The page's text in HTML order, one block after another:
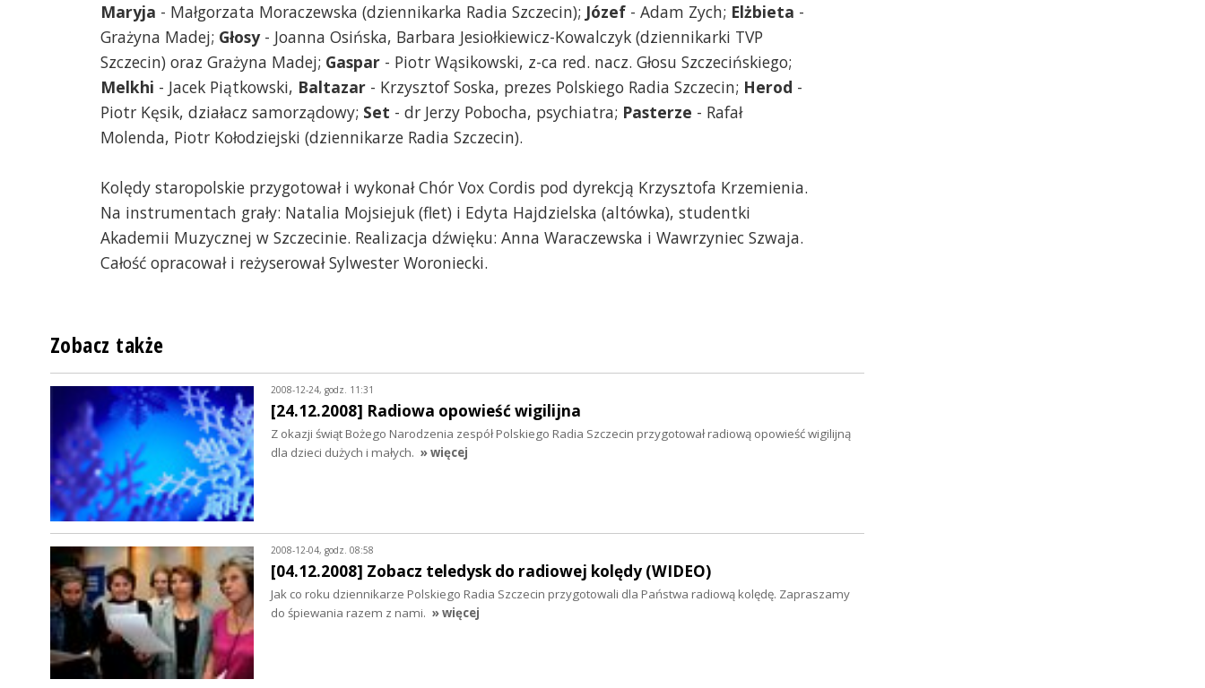
Maryja - Małgorzata Moraczewska (dziennikarka Radia Szczecin); Józef - Adam Zych; Elżbieta -
Grażyna Madej; Głosy- Joanna Osińska, Barbara Jesiołkiewicz-Kowalczyk (dziennikarki TVP
Szczecin) oraz Grażyna Madej; Gaspar - Piotr Wąsikowski, z-ca red. nacz. Głosu Szczecińskiego;
Melkhi - Jacek Piątkowski, Baltazar - Krzysztof Soska, prezes Polskiego Radia Szczecin; Herod -
Piotr Kęsik, działacz samorządowy; Set - dr Jerzy Pobocha, psychiatra; Pasterze - Rafał
Molenda, Piotr Kołodziejski (dziennikarze Radia Szczecin).
Kolędy staropolskie przygotował i wykonał Chór Vox Cordis pod dyrekcją Krzysztofa Krzemienia.
Na instrumentach grały: Natalia Mojsiejuk (flet) i Edyta Hajdzielska (altówka), studentki
Akademii Muzycznej w Szczecinie. Realizacja dźwięku: Anna Waraczewska i Wawrzyniec Szwaja.
Całość opracował i reżyserował Sylwester Woroniecki.
Zobacz także
2008-12-24, godz. 11:31
[24.12.2008] Radiowa opowieść wigilijna
Z okazji świąt Bożego Narodzenia zespół Polskiego Radia Szczecin przygotował radiową opowieść wigilijną
dla dzieci dużych i małych. » więcej
2008-12-04, godz. 08:58
[04.12.2008] Zobacz teledysk do radiowej kolędy (WIDEO)
Jak co roku dziennikarze Polskiego Radia Szczecin przygotowali dla Państwa radiową kolędę. Zapraszamy
do śpiewania razem z nami. » więcej